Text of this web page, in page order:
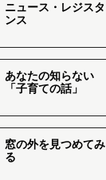
ニュース・レジスタ
ンス
あなたの知らない
「子育ての話」
窓の外を見つめてみ
る